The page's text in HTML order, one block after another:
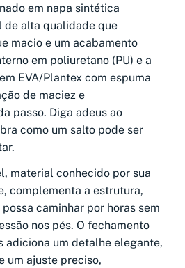
em napa sintética
de alta qualidade que
macio e um acabamento
em poliuretano (PU) e a
EVA/Plantex com espuma
de maciez e
passo. Diga adeus ao
como um salto pode ser
material conhecido por sua
complementa a estrutura,
caminhar por horas sem
nos pés. O fechamento
adiciona um detalhe elegante,
um ajuste preciso,